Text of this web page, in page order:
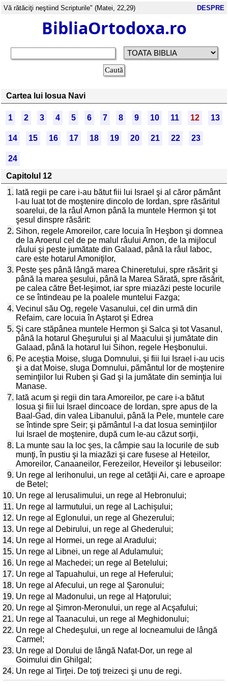
Vă rătăciţi neştiind Scripturile" (Matei, 22,29) DESPRE
BibliaOrtodoxa.ro
Cartea lui Iosua Navi
1 2 3 4 5 6 7 8 9 10 11 12 13
14 15 16 17 18 19 20 21 22 23
24
Capitolul 12
1. Iată regii pe care i-au bătut fiii lui Israel şi al căror pământ
l-au luat tot de moştenire dincolo de Iordan, spre răsăritul
soarelui, de la râul Arnon până la muntele Hermon şi tot
şesul dinspre răsărit:
2. Sihon, regele Amoreilor, care locuia în Heşbon şi domnea
de la Aroerul cel de pe malul râului Arnon, de la mijlocul
râului şi peste jumătate din Galaad, până la râul Iaboc,
care este hotarul Amoniţilor,
3. Peste şes până lângă marea Chineretului, spre răsărit şi
până la marea şesului, până la Marea Sărată, spre răsărit,
pe calea către Bet-Ieşimot, iar spre miazăzi peste locurile
ce se întindeau pe la poalele muntelui Fazga;
4. Vecinul său Og, regele Vasanului, cel din urmă din
Refaim, care locuia în Aştarot şi Edrea
5. Şi care stăpânea muntele Hermon şi Salca şi tot Vasanul,
până la hotarul Gheşurului şi al Maacului şi jumătate din
Galaad, până la hotarul lui Sihon, regele Heşbonului.
6. Pe aceştia Moise, sluga Domnului, şi fiii lui Israel i-au ucis
şi a dat Moise, sluga Domnului, pământul lor de moştenire
seminţiilor lui Ruben şi Gad şi la jumătate din seminţia lui
Manase.
7. Iată acum şi regii din tara Amoreilor, pe care i-a bătut
Iosua şi fiii lui Israel dincoace de Iordan, spre apus de la
Baal-Gad, din valea Libanului, până la Pele, muntele care
se întinde spre Seir; şi pământul l-a dat Iosua seminţiilor
lui Israel de moştenire, după cum le-au căzut sorţii,
8. La munte sau la loc şes, la câmpie sau la locurile de sub
munţi, în pustiu şi la miazăzi şi care fusese al Heteilor,
Amoreilor, Canaaneilor, Ferezeilor, Heveilor şi Iebuseilor:
9. Un rege al Ierihonului, un rege al cetăţii Ai, care e aproape
de Betel;
10. Un rege al Ierusalimului, un rege al Hebronului;
11. Un rege al Iarmutului, un rege al Lachişului;
12. Un rege al Eglonului, un rege al Ghezerului;
13. Un rege al Debirului, un rege al Ghederului;
14. Un rege al Hormei, un rege al Aradului;
15. Un rege al Libnei, un rege al Adulamului;
16. Un rege al Machedei; un rege al Betelului;
17. Un rege al Tapuahului, un rege al Heferului;
18. Un rege al Afecului, un rege al Şaronului;
19. Un rege al Madonului, un rege al Haţorului;
20. Un rege al Şimron-Meronului, un rege al Acşafului;
21. Un rege al Taanacului, un rege al Meghidonului;
22. Un rege al Chedeşului, un rege al Iocneamului de lângă
Carmel;
23. Un rege al Dorului de lângă Nafat-Dor, un rege al
Goimului din Ghilgal;
24. Un rege al Tirţei. De toţi treizeci şi unu de regi.